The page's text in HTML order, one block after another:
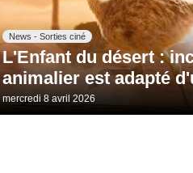
News - Sorties ciné
L'Enfant du désert :
animalier est adapté
mercredi 8 avril 2026